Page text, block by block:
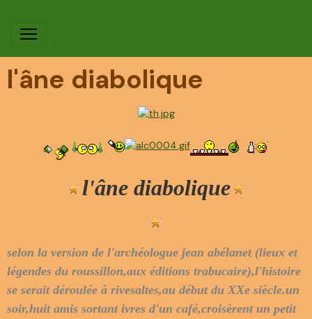
l'âne diabolique
l'âne diabolique
selon la version de l'archéologue jean abélanet (lieux et
légendes du roussillon,aux éditions trabucaire),l'histoire
se serait déroulée à rivesaltes,au début du XXe siècle.un
soir,huit amis sortant ivres d'un café,croisèrent un petit